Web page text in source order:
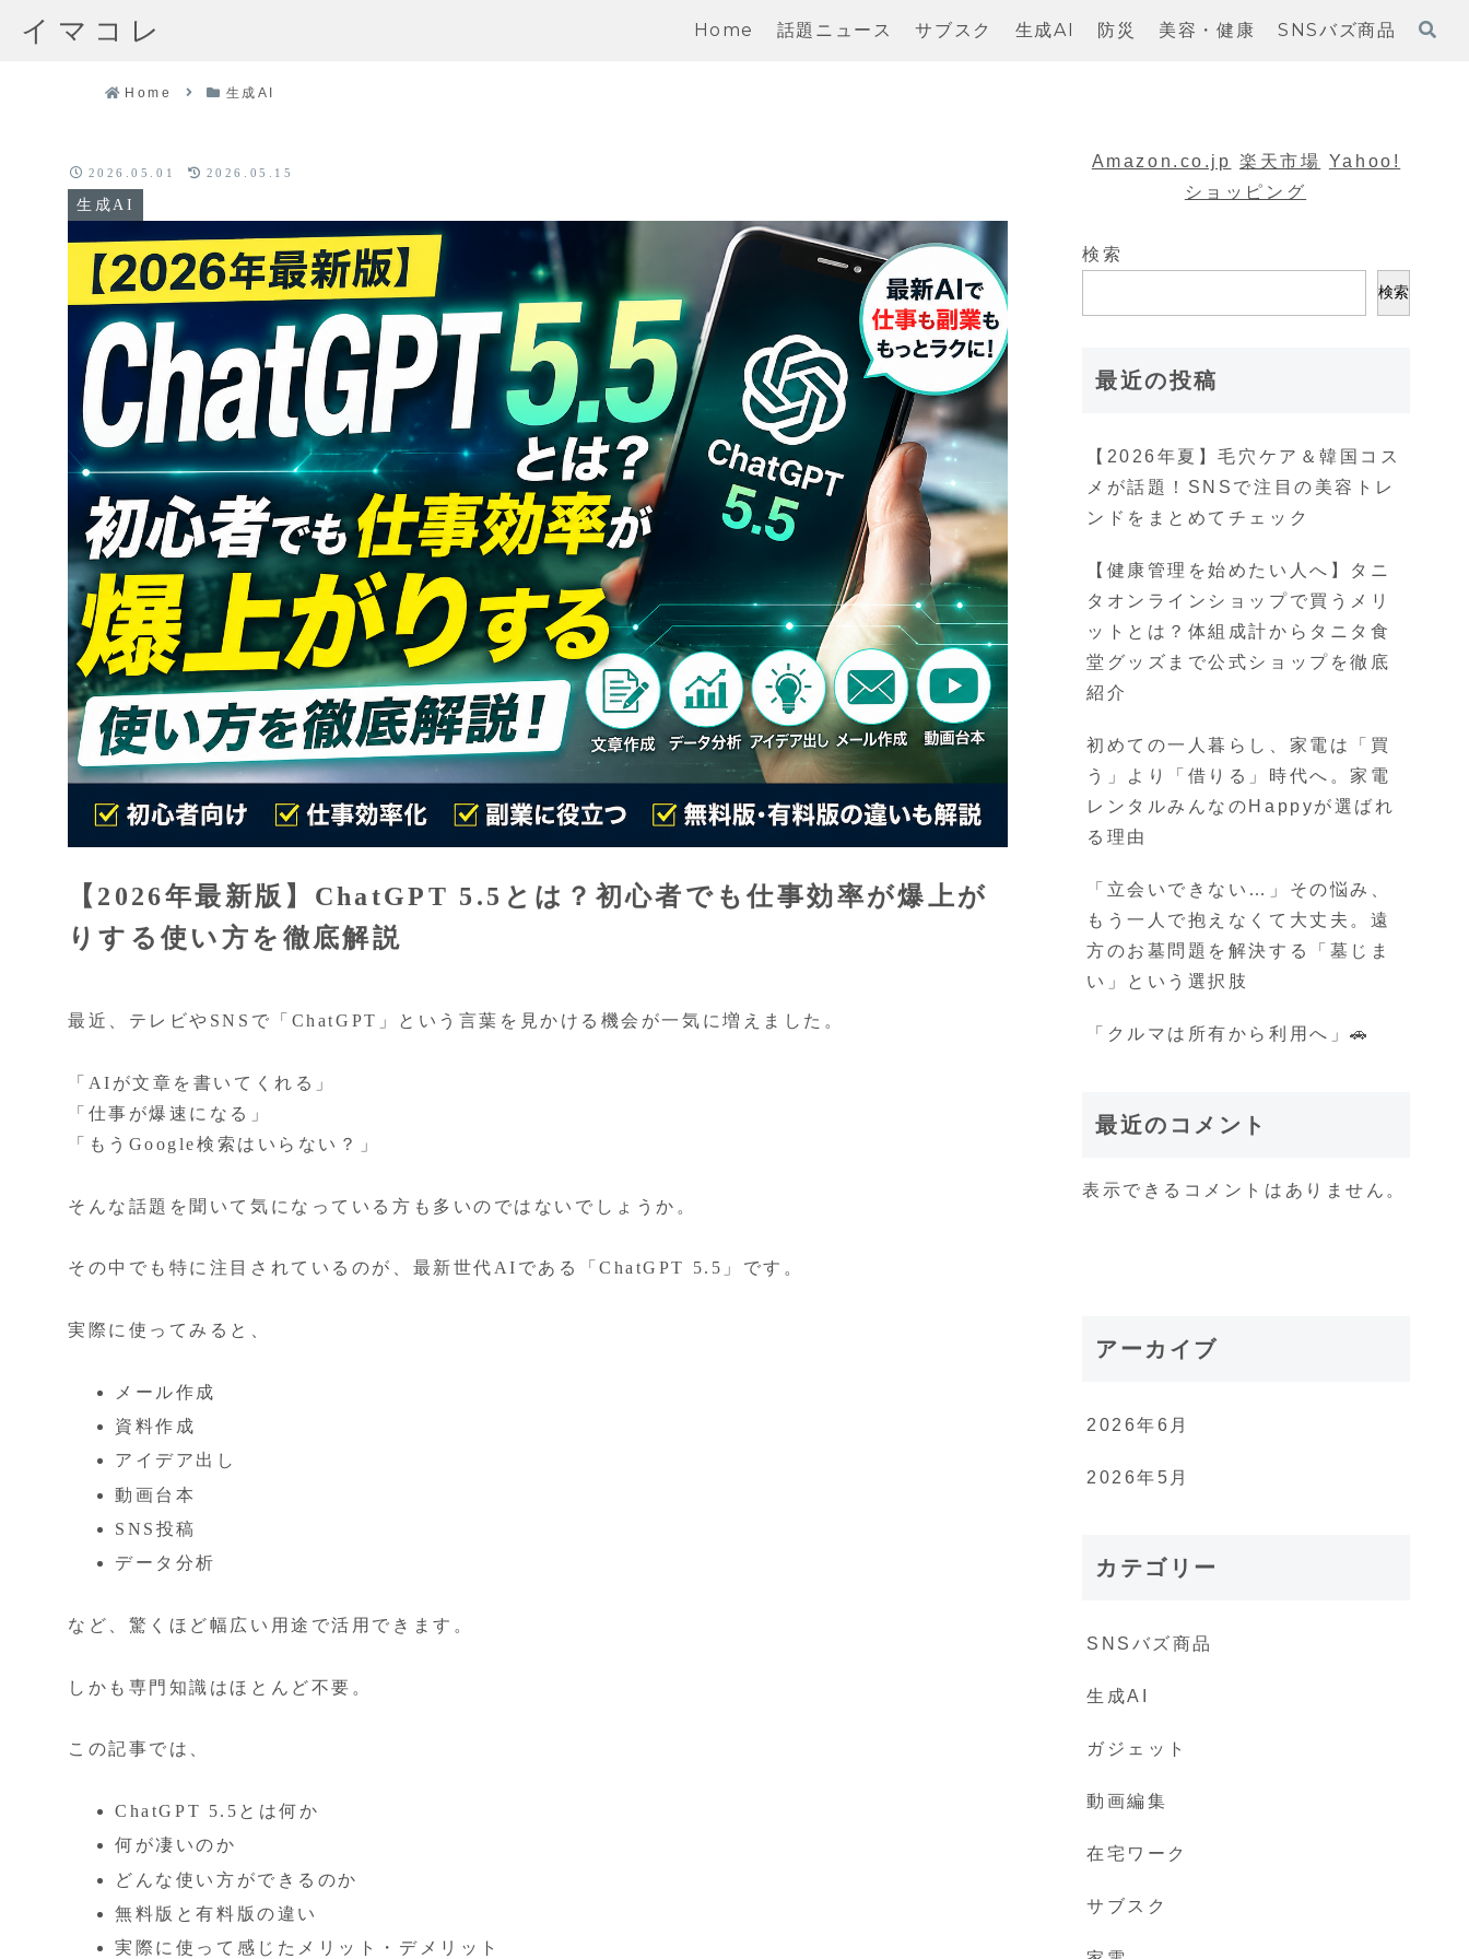
イマコレ Home 話題ニュース サブスク 生成AI 防災 美容・健康 SNSバズ商品
Home 生成AI
生成AI
2026.05.01 2026.05.15
【2026年最新版】ChatGPT 5.5とは？初心者でも仕事効率が爆上が
りする使い方を徹底解説
最近、テレビやSNSで「ChatGPT」という言葉を見かける機会が一気に増えました。
「AIが文章を書いてくれる」
「仕事が爆速になる」
「もうGoogle検索はいらない？」
そんな話題を聞いて気になっている方も多いのではないでしょうか。
その中でも特に注目されているのが、最新世代AIである「ChatGPT 5.5」です。
実際に使ってみると、
メール作成
資料作成
アイデア出し
動画台本
SNS投稿
データ分析
など、驚くほど幅広い用途で活用できます。
しかも専門知識はほとんど不要。
この記事では、
ChatGPT 5.5とは何か
何が凄いのか
どんな使い方ができるのか
無料版と有料版の違い
実際に使って感じたメリット・デメリット
Amazon.co.jp 楽天市場 Yahoo!
ショッピング
検索
検索
最近の投稿
【2026年夏】毛穴ケア＆韓国コス
メが話題！SNSで注目の美容トレ
ンドをまとめてチェック
【健康管理を始めたい人へ】タニ
タオンラインショップで買うメリ
ットとは？体組成計からタニタ食
堂グッズまで公式ショップを徹底
紹介
初めての一人暮らし、家電は「買
う」より「借りる」時代へ。家電
レンタルみんなのHappyが選ばれ
る理由
「立会いできない…」その悩み、
もう一人で抱えなくて大丈夫。遠
方のお墓問題を解決する「墓じま
い」という選択肢
「クルマは所有から利用へ」🚗
最近のコメント
表示できるコメントはありません。
アーカイブ
2026年6月
2026年5月
カテゴリー
SNSバズ商品
生成AI
ガジェット
動画編集
在宅ワーク
サブスク